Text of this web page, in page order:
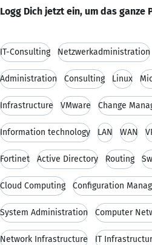
Logg Dich jetzt ein, um das ganze
IT-Consulting Netzwerkadministration
Administration Consulting Linux
Infrastructure VMware Change
Information technology LAN WAN
Fortinet Active Directory Routing
Cloud Computing Configuration
System Administration Computer
Network Infrastructure IT